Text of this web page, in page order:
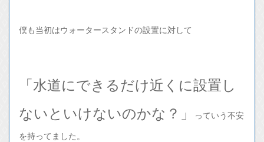
僕も当初はウォータースタンドの設置に対して
「水道にできるだけ近くに設置し
ないといけないのかな？」
っていう不安
を持ってました。